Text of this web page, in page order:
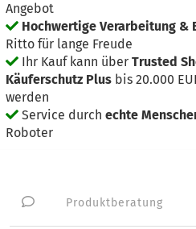
Angebot
Hochwertige Verarbeitung &
Ritto für lange Freude
Ihr Kauf kann über Trusted
Käuferschutz Plus bis 20.000
werden
Service durch echte
Roboter
Produktberatung